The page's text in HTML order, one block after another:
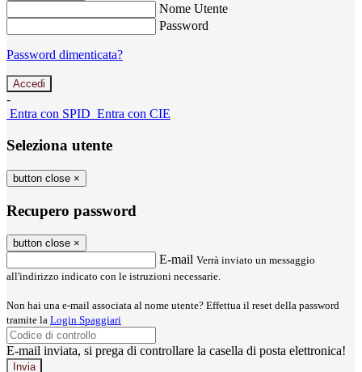
Nome Utente
Password
Password dimenticata?
-
Entra con SPID Entra con CIE
Seleziona utente
button close ×
Recupero password
button close ×
E-mail Verrà inviato un messaggio
all'indirizzo indicato con le istruzioni necessarie.
Non hai una e-mail associata al nome utente? Effettua il reset della password
tramite la Login Spaggiari
E-mail inviata, si prega di controllare la casella di posta elettronica!